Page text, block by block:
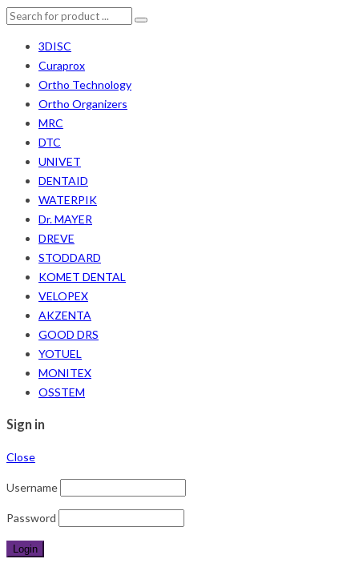
3DISC
Curaprox
Ortho Technology
Ortho Organizers
MRC
DTC
UNIVET
DENTAID
WATERPIK
Dr. MAYER
DREVE
STODDARD
KOMET DENTAL
VELOPEX
AKZENTA
GOOD DRS
YOTUEL
MONITEX
OSSTEM
Sign in
Close
Username
Password